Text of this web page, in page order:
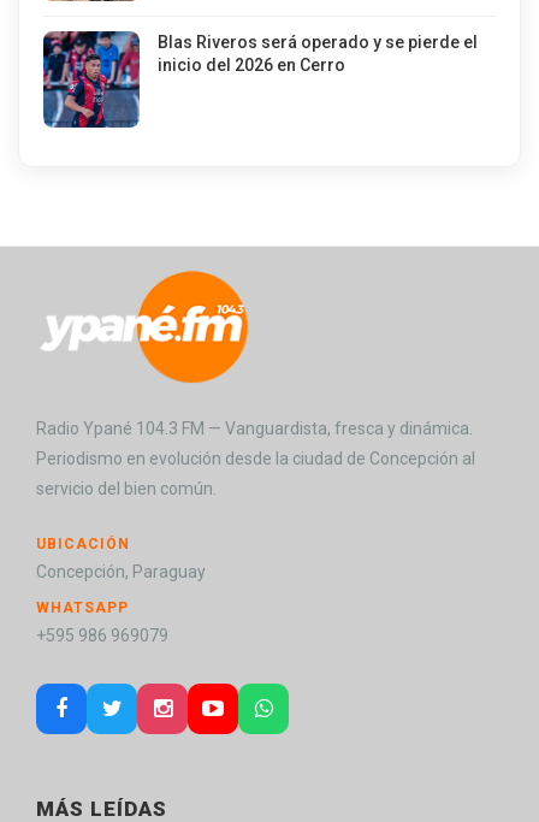
Blas Riveros será operado y se pierde el
inicio del 2026 en Cerro
Radio Ypané 104.3 FM — Vanguardista, fresca y dinámica.
Periodismo en evolución desde la ciudad de Concepción al
servicio del bien común.
UBICACIÓN
Concepción, Paraguay
WHATSAPP
+595 986 969079
MÁS LEÍDAS